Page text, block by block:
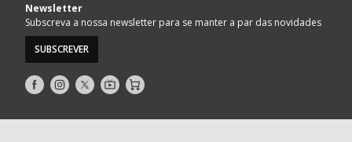
Newsletter
Subscreva a nossa newsletter para se manter a par das novidades
SUBSCREVER
Siga-
nos
no
Siga-
nos
no
Siga-
nos
no
AndebolTV
Loja